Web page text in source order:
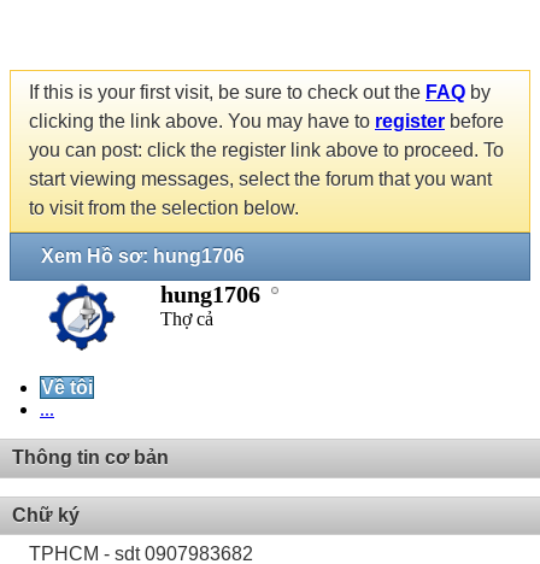
If this is your first visit, be sure to check out the FAQ by
clicking the link above. You may have to register before
you can post: click the register link above to proceed. To
start viewing messages, select the forum that you want
to visit from the selection below.
Xem Hồ sơ: hung1706
hung1706
Thợ cả
Về tôi
...
Thông tin cơ bản
Chữ ký
TPHCM - sdt 0907983682